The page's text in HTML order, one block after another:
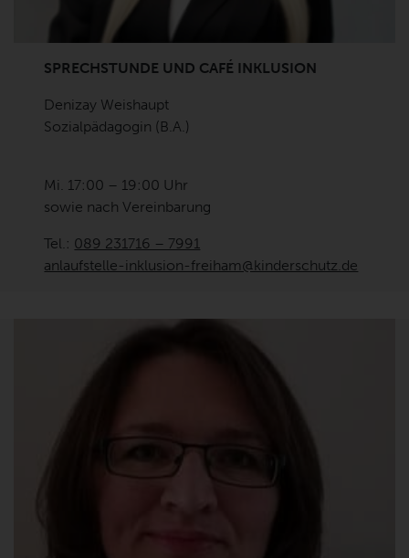
SPRECHSTUNDE UND CAFÉ INKLUSION
Denizay Weishaupt
Sozialpädagogin (B.A.)
Mi. 17:00 – 19:00 Uhr
sowie nach Vereinbarung
Tel.: 089 231716 – 7991
anlaufstelle-inklusion-freiham@kinderschutz.de